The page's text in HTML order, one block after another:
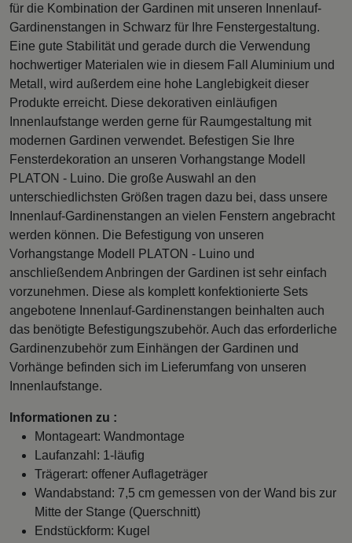
für die Kombination der Gardinen mit unseren Innenlauf-
Gardinenstangen in Schwarz für Ihre Fenstergestaltung.
Eine gute Stabilität und gerade durch die Verwendung
hochwertiger Materialen wie in diesem Fall Aluminium und
Metall, wird außerdem eine hohe Langlebigkeit dieser
Produkte erreicht. Diese dekorativen einläufigen
Innenlaufstange werden gerne für Raumgestaltung mit
modernen Gardinen verwendet. Befestigen Sie Ihre
Fensterdekoration an unseren Vorhangstange Modell
PLATON - Luino. Die große Auswahl an den
unterschiedlichsten Größen tragen dazu bei, dass unsere
Innenlauf-Gardinenstangen an vielen Fenstern angebracht
werden können. Die Befestigung von unseren
Vorhangstange Modell PLATON - Luino und
anschließendem Anbringen der Gardinen ist sehr einfach
vorzunehmen. Diese als komplett konfektionierte Sets
angebotene Innenlauf-Gardinenstangen beinhalten auch
das benötigte Befestigungszubehör. Auch das erforderliche
Gardinenzubehör zum Einhängen der Gardinen und
Vorhänge befinden sich im Lieferumfang von unseren
Innenlaufstange.
Informationen zu :
Montageart: Wandmontage
Laufanzahl: 1-läufig
Trägerart: offener Auflageträger
Wandabstand: 7,5 cm gemessen von der Wand bis zur
Mitte der Stange (Querschnitt)
Endstückform: Kugel